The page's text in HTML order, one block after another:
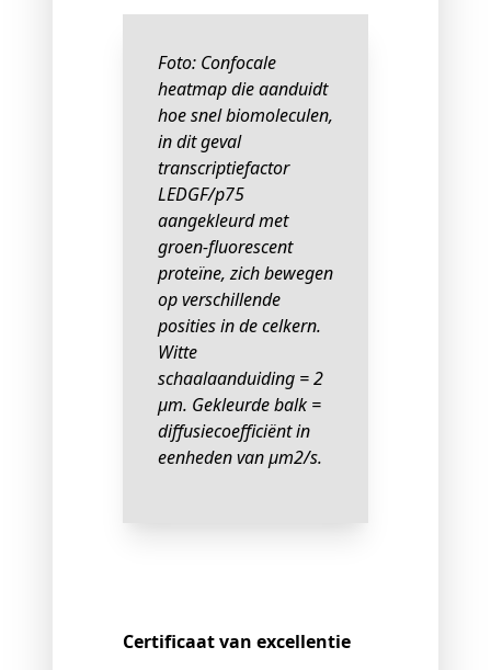
Foto: Confocale
heatmap die aanduidt
hoe snel biomoleculen,
in dit geval
transcriptiefactor
LEDGF/p75
aangekleurd met
groen-fluorescent
proteïne, zich bewegen
op verschillende
posities in de celkern.
Witte
schaalaanduiding = 2
µm. Gekleurde balk =
diffusiecoefficiënt in
eenheden van µm2/s.
Certificaat van excellentie